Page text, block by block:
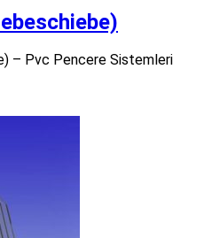
– Pvc Pencere Sistemleri